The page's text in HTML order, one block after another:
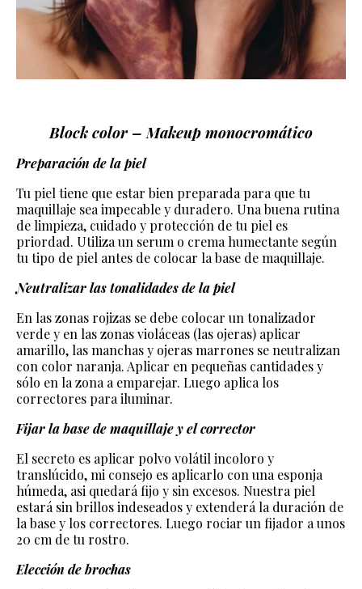
Block color – Makeup monocromático
Preparación de la piel
Tu piel tiene que estar bien preparada para que tu
maquillaje sea impecable y duradero. Una buena rutina
de limpieza, cuidado y protección de tu piel es
priordad. Utiliza un serum o crema humectante según
tu tipo de piel antes de colocar la base de maquillaje.
Neutralizar las tonalidades de la piel
En las zonas rojizas se debe colocar un tonalizador
verde y en las zonas violáceas (las ojeras) aplicar
amarillo, las manchas y ojeras marrones se neutralizan
con color naranja. Aplicar en pequeñas cantidades y
sólo en la zona a emparejar. Luego aplica los
correctores para iluminar.
Fijar la base de maquillaje y el corrector
El secreto es aplicar polvo volátil incoloro y
translúcido, mi consejo es aplicarlo con una esponja
húmeda, asi quedará fijo y sin excesos. Nuestra piel
estará sin brillos indeseados y extenderá la duración de
la base y los correctores. Luego rociar un fijador a unos
20 cm de tu rostro.
Elección de brochas